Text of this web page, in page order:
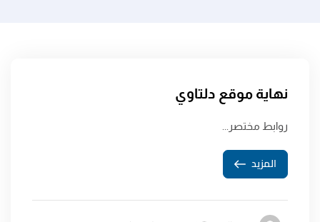
نهاية موقع دلتاوي
روابط مختصر...
المزيد